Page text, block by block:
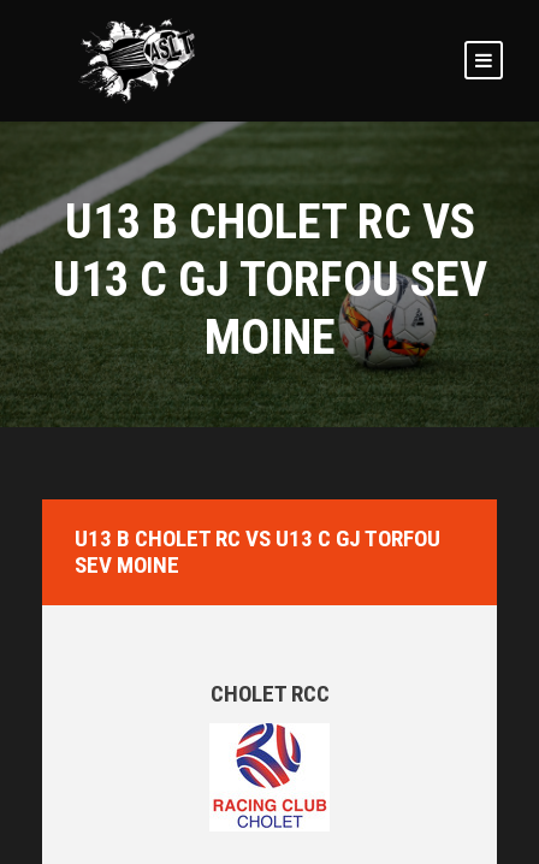
U13 B CHOLET RC VS
U13 C GJ TORFOU SEV
MOINE
U13 B CHOLET RC VS U13 C GJ TORFOU
SEV MOINE
CHOLET RCC